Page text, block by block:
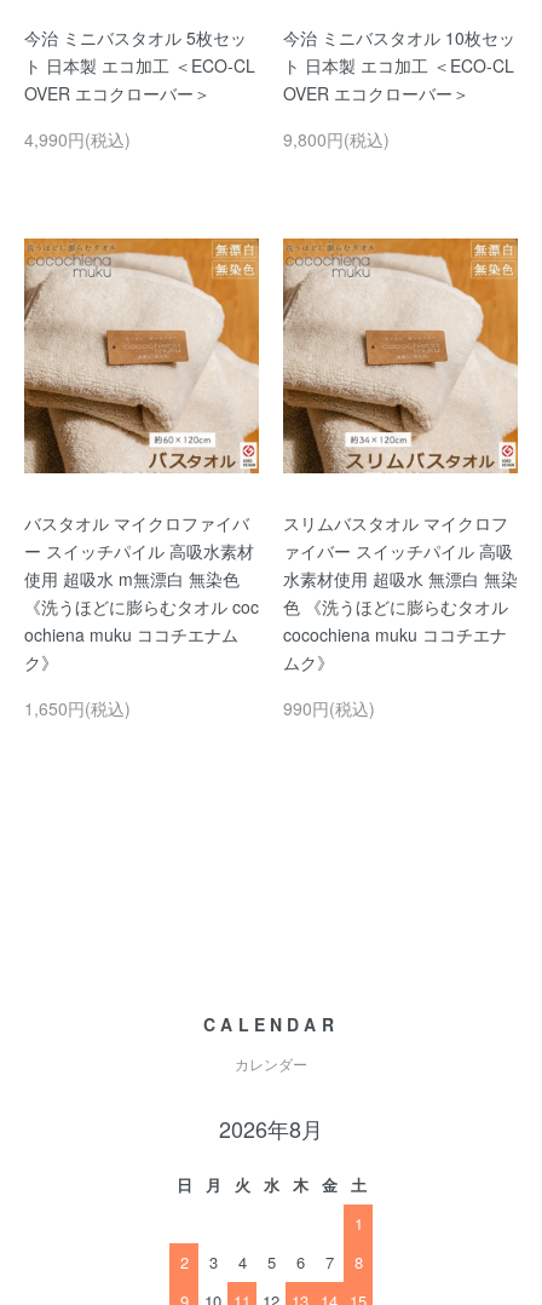
今治 ミニバスタオル 5枚セッ
ト 日本製 エコ加工 ＜ECO-CL
OVER エコクローバー＞
4,990円(税込)
今治 ミニバスタオル 10枚セッ
ト 日本製 エコ加工 ＜ECO-CL
OVER エコクローバー＞
9,800円(税込)
バスタオル マイクロファイバ
ー スイッチパイル 高吸水素材
使用 超吸水 m無漂白 無染色
《洗うほどに膨らむタオル coc
ochiena muku ココチエナム
ク》
1,650円(税込)
スリムバスタオル マイクロフ
ァイバー スイッチパイル 高吸
水素材使用 超吸水 無漂白 無染
色 《洗うほどに膨らむタオル
cocochiena muku ココチエナ
ムク》
990円(税込)
CALENDAR
カレンダー
2026年8月
日 月 火 水 木 金
土
1
2
3 4 5 6 7
8
9
10 11 12 13 14 15